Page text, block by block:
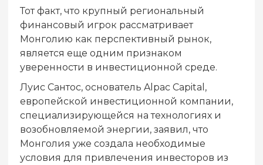
Тот факт, что крупный региональный
финансовый игрок рассматривает
Монголию как перспективный рынок,
является еще одним признаком
уверенности в инвестиционной среде.
Луис Сантос, основатель Alpac Capital,
европейской инвестиционной компании,
специализирующейся на технологиях и
возобновляемой энергии, заявил, что
Монголия уже создала необходимые
условия для привлечения инвесторов из